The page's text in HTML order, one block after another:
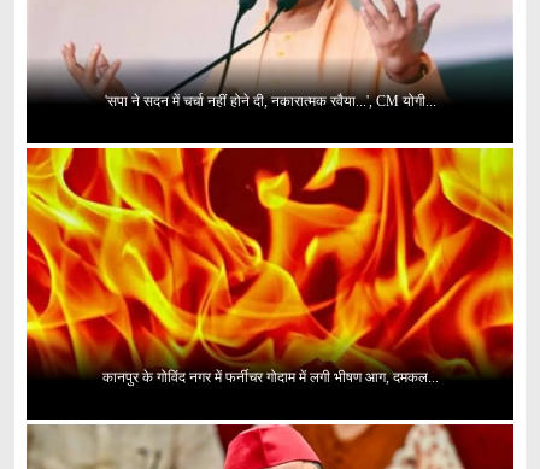
'सपा ने सदन में चर्चा नहीं होने दी, नकारात्मक रवैया...', CM योगी...
कानपुर के गोविंद नगर में फर्नीचर गोदाम में लगी भीषण आग, दमकल...